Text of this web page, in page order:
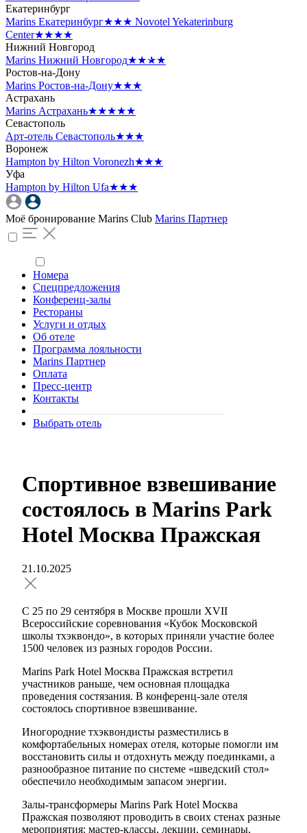
Екатеринбург
Marins Екатеринбург★★★ Novotel Yekaterinburg
Center★★★★
Нижний Новгород
Marins Нижний Новгород★★★★
Ростов-на-Дону
Marins Ростов-на-Дону★★★
Астрахань
Marins Астрахань★★★★★
Севастополь
Арт-отель Севастополь★★★
Воронеж
Hampton by Hilton Voronezh★★★
Уфа
Hampton by Hilton Ufa★★★
Моё бронирование Marins Club Marins Партнер
Номера
Спецпредложения
Конференц-залы
Рестораны
Услуги и отдых
Об отеле
Программа лояльности
Marins Партнер
Оплата
Пресс-центр
Контакты
Выбрать отель
Спортивное взвешивание
состоялось в Marins Park
Hotel Москва Пражская
21.10.2025
С 25 по 29 сентября в Москве прошли XVII
Всероссийские соревнования «Кубок Московской
школы тхэквондо», в которых приняли участие более
1500 человек из разных городов России.
Marins Park Hotel Москва Пражская встретил
участников раньше, чем основная площадка
проведения состязания. В конференц-зале отеля
состоялось спортивное взвешивание.
Иногородние тхэквондисты разместились в
комфортабельных номерах отеля, которые помогли им
восстановить силы и отдохнуть между поединками, а
разнообразное питание по системе «шведский стол»
обеспечило необходимым запасом энергии.
Залы-трансформеры Marins Park Hotel Москва
Пражская позволяют проводить в своих стенах разные
мероприятия: мастер-классы, лекции, семинары,